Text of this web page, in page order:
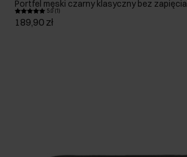
Portfel męski czarny klasyczny bez zapięcia
5.0 (1)
189,90 zł